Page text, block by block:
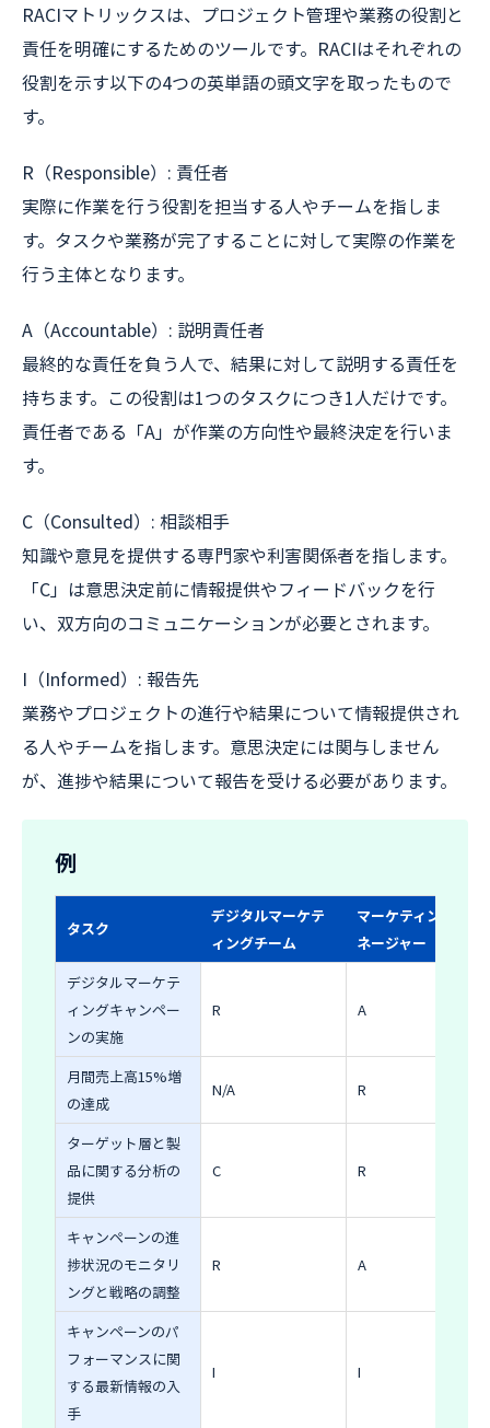
RACIマトリックスは、プロジェクト管理や業務の役割と
責任を明確にするためのツールです。RACIはそれぞれの
役割を示す以下の4つの英単語の頭文字を取ったもので
す。
R（Responsible）: 責任者
実際に作業を行う役割を担当する人やチームを指しま
す。タスクや業務が完了することに対して実際の作業を
行う主体となります。
A（Accountable）: 説明責任者
最終的な責任を負う人で、結果に対して説明する責任を
持ちます。この役割は1つのタスクにつき1人だけです。
責任者である「A」が作業の方向性や最終決定を行いま
す。
C（Consulted）: 相談相手
知識や意見を提供する専門家や利害関係者を指します。
「C」は意思決定前に情報提供やフィードバックを行
い、双方向のコミュニケーションが必要とされます。
I（Informed）: 報告先
業務やプロジェクトの進行や結果について情報提供され
る人やチームを指します。意思決定には関与しません
が、進捗や結果について報告を受ける必要があります。
例
タスク
デジタルマーケテ
ィングチーム
マーケティングマ
ネージャー
デジタルマーケテ
ィングキャンペー
ンの実施
R A
月間売上高15%増
の達成
N/A R
ターゲット層と製
品に関する分析の
提供
C R
キャンペーンの進
捗状況のモニタリ
ングと戦略の調整
R A
キャンペーンのパ
フォーマンスに関
する最新情報の入
手
I I